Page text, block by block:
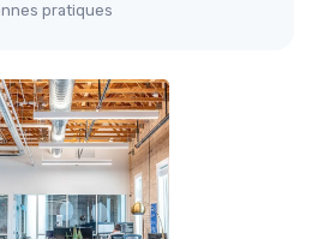
pratiques